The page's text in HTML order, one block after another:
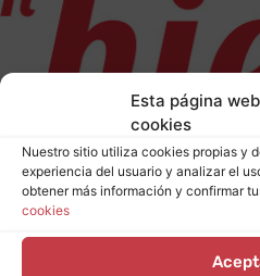
Esta página
cookies
Nuestro sitio utiliza cookies propias y
experiencia del usuario y analizar el
obtener más información y confirmar
cookies